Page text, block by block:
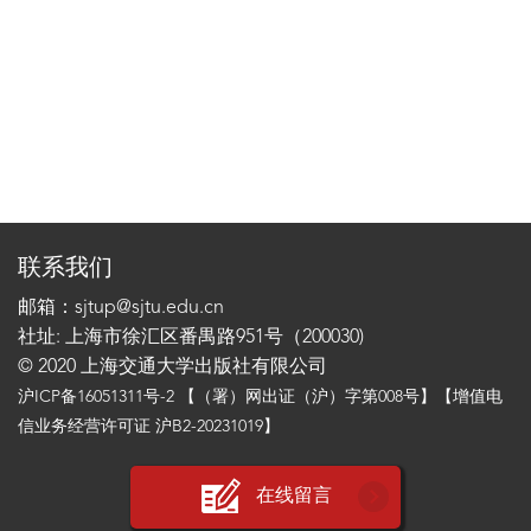
联系我们
邮箱：sjtup@sjtu.edu.cn
社址: 上海市徐汇区番禺路951号（200030)
© 2020 上海交通大学出版社有限公司
沪ICP备16051311号-2 【（署）网出证（沪）字第008号】【增值电
信业务经营许可证 沪B2-20231019】
在线留言